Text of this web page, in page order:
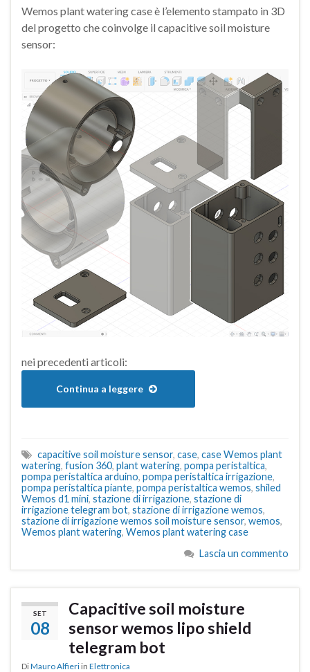
Wemos plant watering case è l’elemento stampato in 3D
del progetto che coinvolge il capacitive soil moisture
sensor:
nei precedenti articoli:
Continua a leggere
capacitive soil moisture sensor, case, case Wemos plant
watering, fusion 360, plant watering, pompa peristaltica,
pompa peristaltica arduino, pompa peristaltica irrigazione,
pompa peristaltica piante, pompa peristaltica wemos, shiled
Wemos d1 mini, stazione di irrigazione, stazione di
irrigazione telegram bot, stazione di irrigazione wemos,
stazione di irrigazione wemos soil moisture sensor, wemos,
Wemos plant watering, Wemos plant watering case
Lascia un commento
SET
08
Capacitive soil moisture
sensor wemos lipo shield
telegram bot
DiMauro Alfieri in Elettronica